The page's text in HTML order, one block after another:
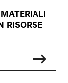
RISORSE